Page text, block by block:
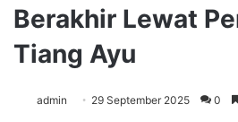
Berakhir Lewat
Tiang Ayu
admin 29 September 2025 0